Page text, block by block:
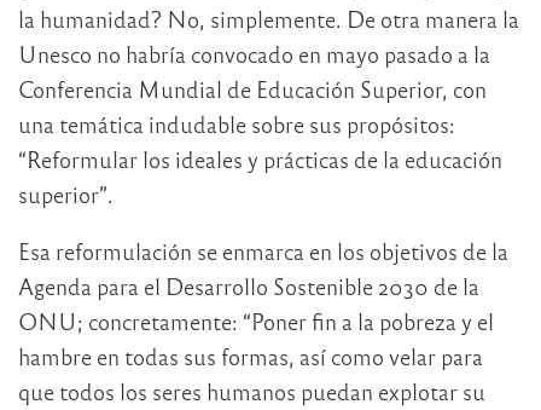
la humanidad? No, simplemente. De otra manera la
Unesco no habría convocado en mayo pasado a la
Conferencia Mundial de Educación Superior, con
una temática indudable sobre sus propósitos:
“Reformular los ideales y prácticas de la educación
superior”.
Esa reformulación se enmarca en los objetivos de la
Agenda para el Desarrollo Sostenible 2030 de la
ONU; concretamente: “Poner fin a la pobreza y el
hambre en todas sus formas, así como velar para
que todos los seres humanos puedan explotar su